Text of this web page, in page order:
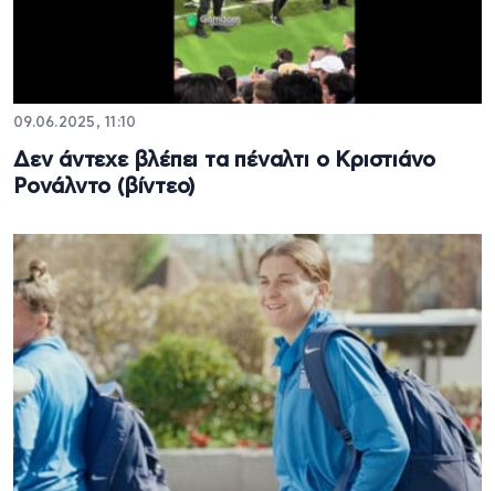
09.06.2025, 11:10
Δεν άντεχε βλέπει τα πέναλτι ο Κριστιάνο
Ρονάλντο (βίντεο)